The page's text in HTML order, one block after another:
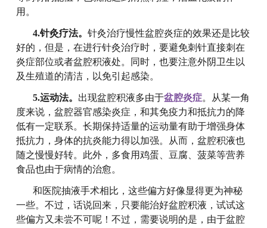
用。
4.针灸疗法。 针灸治疗慢性盆腔炎症的效果还是比较
好的，但是，在进行针灸治疗时，要避免刺针直接刺在
炎症部位或者盆腔积液处。同时，也要注意外阴卫生以
及生殖道的清洁，以免引起感染。
5.运动法。 出现盆腔积液多由于盆腔炎症。从某一角
度来说，盆腔器官感染炎症，和其免疫力和抵抗力的降
低有一定联系。长期保持适量的运动量有助于增强身体
抵抗力，身体的抗炎能力得以加强。从而，盆腔积液也
随之慢慢好转。此外，多食用鸡蛋、豆腐、菠菜等营养
食品也由于病情的治愈。
和医院抽液手术相比，这些偏方好像显得更为神秘
一些。不过，话说回来，只要能治好盆腔积液，试试这
些偏方又未尝不可呢！不过，需要说明的是，由于盆腔